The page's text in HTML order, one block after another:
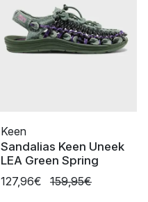
Keen
Sandalias Keen Uneek
LEA Green Spring
127,96€
159,95€